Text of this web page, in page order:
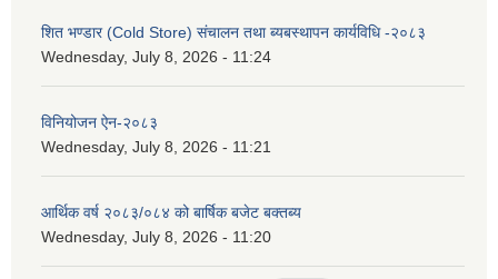
शित भण्डार (Cold Store) संचालन तथा ब्यबस्थापन कार्यविधि -२०८३
Wednesday, July 8, 2026 - 11:24
विनियोजन ऐन-२०८३
Wednesday, July 8, 2026 - 11:21
आर्थिक वर्ष २०८३/०८४ को बार्षिक बजेट बक्तब्य
Wednesday, July 8, 2026 - 11:20